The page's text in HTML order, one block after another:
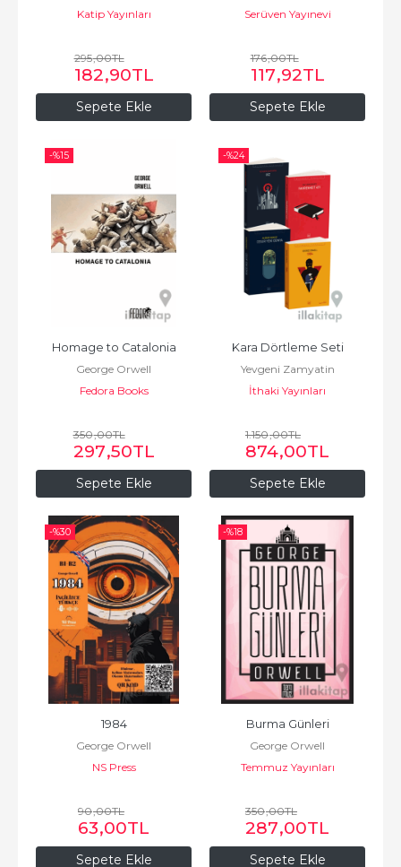
Sepete Ekle
Katip Yayınları
295,00TL
182,90TL
Sepete Ekle
Serüven Yayınevi
176,00TL
117,92TL
-%15
Sepete Ekle
Homage to Catalonia
George Orwell
Fedora Books
350,00TL
297,50TL
-%24
Sepete Ekle
Kara Dörtleme Seti
Yevgeni Zamyatin
İthaki Yayınları
1.150,00TL
874,00TL
-%30
Sepete Ekle
1984
George Orwell
NS Press
90,00TL
63,00TL
-%18
Sepete Ekle
Burma Günleri
George Orwell
Temmuz Yayınları
350,00TL
287,00TL